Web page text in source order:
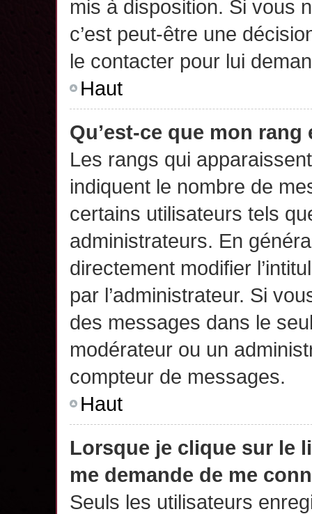
mis à disposition. Si vous
c’est peut-être une
le contacter pour lui
Haut
Qu’est-ce que mon
Les rangs qui
indiquent le nombre de
certains utilisateurs tels
administrateurs. En
directement modifier
par l’administrateur. Si
des messages dans le
modérateur ou un
compteur de messages.
Haut
Lorsque je clique sur le
me demande de me
Seuls les utilisateurs